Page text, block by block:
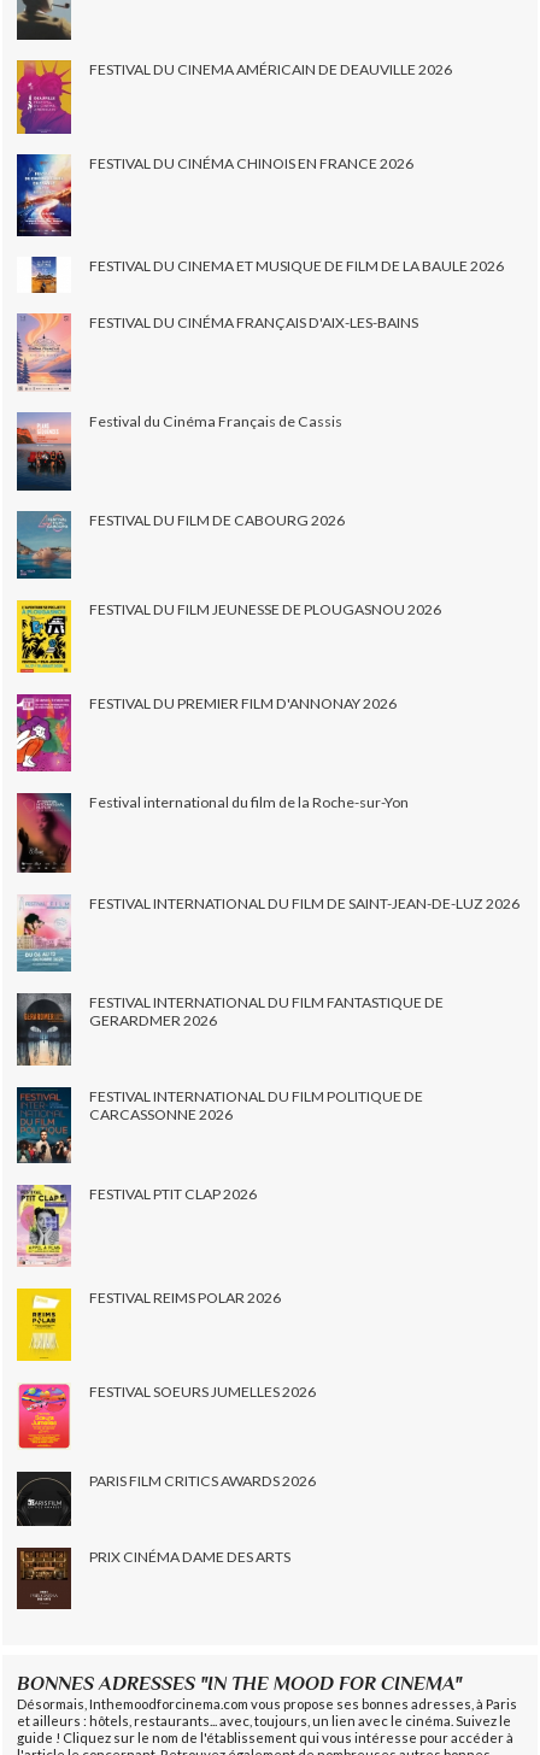
FESTIVAL DU CINEMA AMÉRICAIN DE DEAUVILLE 2026
FESTIVAL DU CINÉMA CHINOIS EN FRANCE 2026
FESTIVAL DU CINEMA ET MUSIQUE DE FILM DE LA BAULE 2026
FESTIVAL DU CINÉMA FRANÇAIS D'AIX-LES-BAINS
Festival du Cinéma Français de Cassis
FESTIVAL DU FILM DE CABOURG 2026
FESTIVAL DU FILM JEUNESSE DE PLOUGASNOU 2026
FESTIVAL DU PREMIER FILM D'ANNONAY 2026
Festival international du film de la Roche-sur-Yon
FESTIVAL INTERNATIONAL DU FILM DE SAINT-JEAN-DE-LUZ 2026
FESTIVAL INTERNATIONAL DU FILM FANTASTIQUE DE
GERARDMER 2026
FESTIVAL INTERNATIONAL DU FILM POLITIQUE DE
CARCASSONNE 2026
FESTIVAL PTIT CLAP 2026
FESTIVAL REIMS POLAR 2026
FESTIVAL SOEURS JUMELLES 2026
PARIS FILM CRITICS AWARDS 2026
PRIX CINÉMA DAME DES ARTS
BONNES ADRESSES "IN THE MOOD FOR CINEMA"
Désormais, Inthemoodforcinema.com vous propose ses bonnes adresses, à Paris
et ailleurs : hôtels, restaurants... avec, toujours, un lien avec le cinéma. Suivez le
guide ! Cliquez sur le nom de l'établissement qui vous intéresse pour accéder à